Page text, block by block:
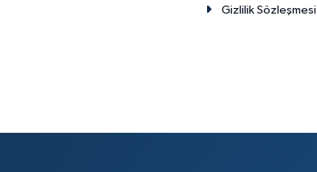
Gizlilik Sözleşmesi